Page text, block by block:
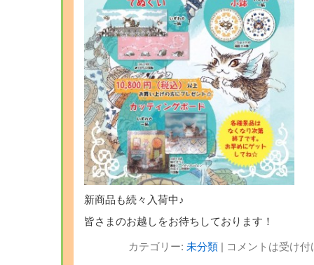
新商品も続々入荷中♪
皆さまのお越しをお待ちしております！
カテゴリー: 未分類| コメントは受け